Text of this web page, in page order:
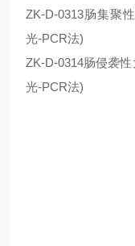
ZK-D-0313肠集聚
光-PCR法)
ZK-D-0314肠侵袭
光-PCR法)